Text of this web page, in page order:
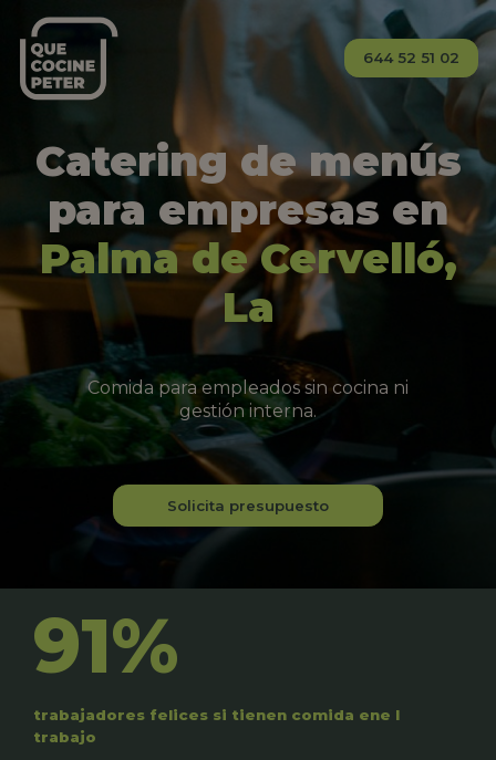
644 52 51 02
Catering de menús
para empresas en
Palma de Cervelló,
La
Comida para empleados sin cocina ni
gestión interna.
Solicita presupuesto
91%
trabajadores felices si tienen comida ene l
trabajo